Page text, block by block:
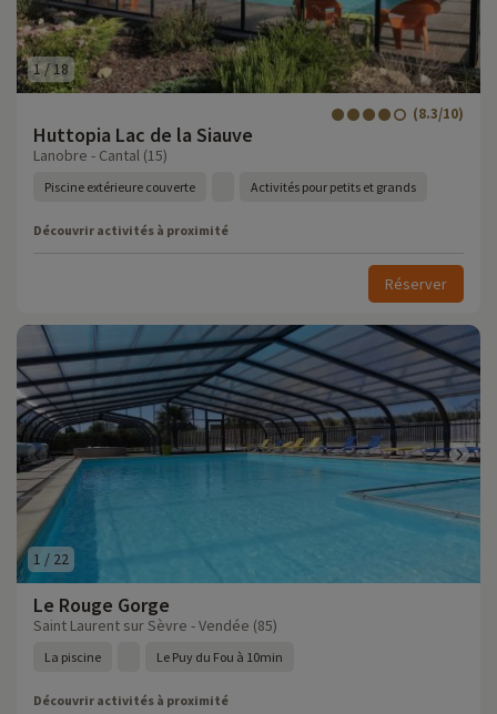
1/18
Huttopia Lac de la Siauve
(8.3/10)
Lanobre - Cantal (15)
Piscine extérieure couverte Activités pour petits et grands
Découvrir activités à proximité
Réserver
1 / 22
Le Rouge Gorge
Saint Laurent sur Sèvre - Vendée (85)
La piscine Le Puy du Fou à 10min
Découvrir activités à proximité